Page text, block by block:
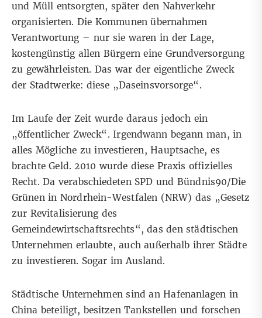
und Müll entsorgten, später den Nahverkehr
organisierten. Die Kommunen übernahmen
Verantwortung – nur sie waren in der Lage,
kostengünstig allen Bürgern eine Grundversorgung
zu gewährleisten. Das war der eigentliche Zweck
der Stadtwerke: diese „Daseinsvorsorge“.
Im Laufe der Zeit wurde daraus jedoch ein
„öffentlicher Zweck“. Irgendwann begann man, in
alles Mögliche zu investieren, Hauptsache, es
brachte Geld. 2010 wurde diese Praxis offizielles
Recht. Da verabschiedeten SPD und Bündnis90/Die
Grünen in Nordrhein-Westfalen (NRW) das „Gesetz
zur Revitalisierung des
Gemeindewirtschaftsrechts“, das den städtischen
Unternehmen erlaubte, auch außerhalb ihrer Städte
zu investieren. Sogar im Ausland.
Städtische Unternehmen sind an Hafenanlagen in
China beteiligt, besitzen Tankstellen und forschen